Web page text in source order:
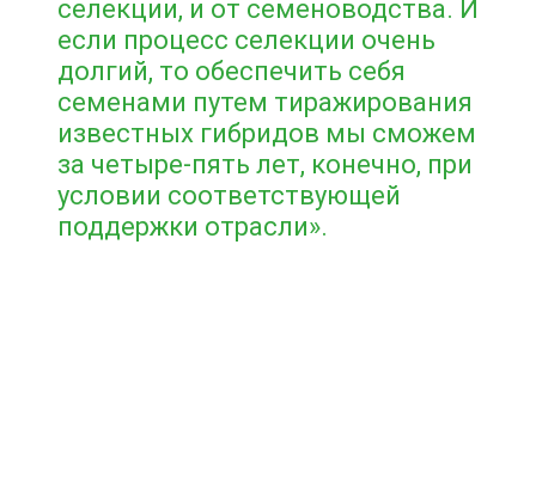
селекции, и от семеноводства. И
если процесс селекции очень
долгий, то обеспечить себя
семенами путем тиражирования
известных гибридов мы сможем
за четыре-пять лет, конечно, при
условии соответствующей
поддержки отрасли».